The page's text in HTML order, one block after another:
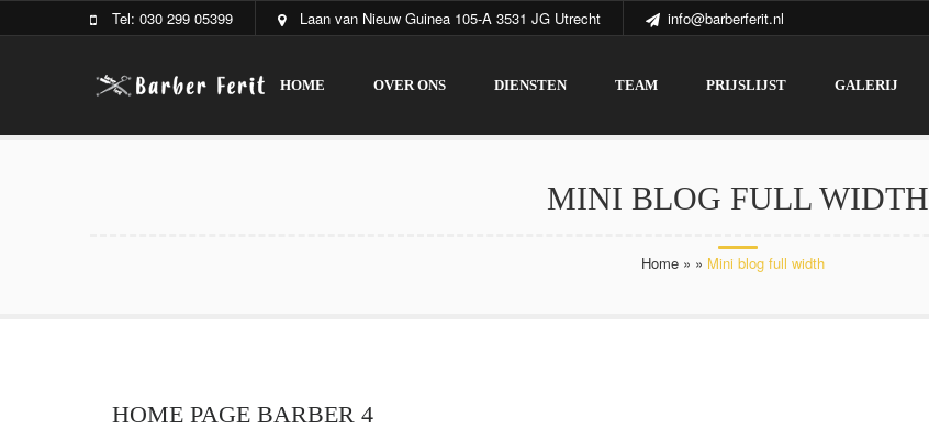
Tel: 030 299 05399 Laan van Nieuw Guinea 105-A 3531 JG Utrecht info@barberferit.nl
HOME OVER ONS DIENSTEN TEAM PRIJSLIJST GALERIJ
MINI BLOG FULL WIDTH
Home» » Mini blog full width
HOME PAGE BARBER 4